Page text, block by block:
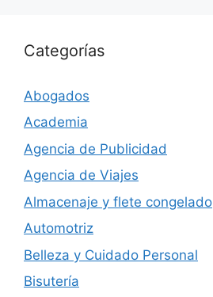
Categorías
Abogados
Academia
Agencia de Publicidad
Agencia de Viajes
Almacenaje y flete congelado
Automotriz
Belleza y Cuidado Personal
Bisutería